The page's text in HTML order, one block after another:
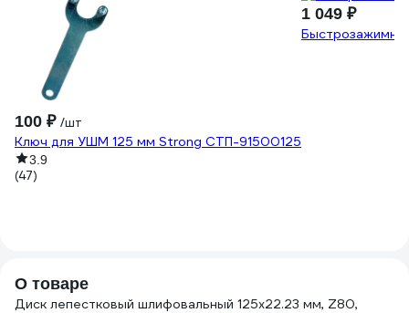
100 ₽ /шт
Ключ для УШМ 125 мм Strong СТП-91500125
3.9
(47)
1 049 ₽
О товаре
Диск лепестковый шлифовальный 125x22.23 мм, Z80,